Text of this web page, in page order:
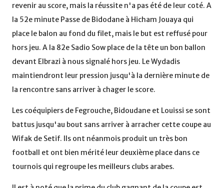
revenir au score, mais la réussite n'a pas été de leur coté. A
la 52e minute Passe de Bidodane à Hicham Jouaya qui
place le balon au fond du filet, mais le but est reffusé pour
hors jeu. A la 82e Sadio Sow place de la tête un bon ballon
devant Elbrazi à nous signalé hors jeu. Le Wydadis
maintiendront leur pression jusqu'à la dernière minute de
la rencontre sans arriver à chager le score.
Les coéquipiers de Fegrouche, Bidoudane et Louissi se sont
battus jusqu'au bout sans arriver à arracher cette coupe au
Wifak de Setif. Ils ont néanmois produit un très bon
football et ont bien mérité leur deuxième place dans ce
tournois qui regroupe les meilleurs clubs arabes.